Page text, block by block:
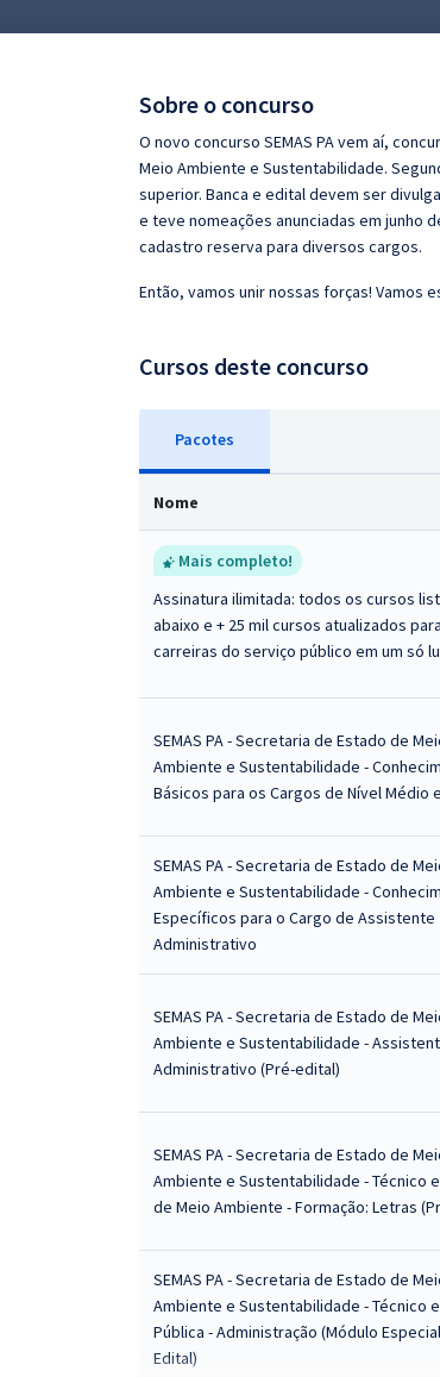
Questões grátis
Conteúdo gratuito
Sobre o concurso
O novo concurso SEMAS PA vem aí,
Meio Ambiente e Sustentabilidade.
superior. Banca e edital devem ser
e teve nomeações anunciadas em junho
cadastro reserva para diversos cargos.
Então, vamos unir nossas forças! Vamos
Cursos deste concurso
Pacotes
Nome
Mais completo!
Assinatura ilimitada: todos os cursos
abaixo e + 25 mil cursos atualizados
carreiras do serviço público em um só
SEMAS PA - Secretaria de Estado de
Ambiente e Sustentabilidade -
Básicos para os Cargos de Nível Médio
SEMAS PA - Secretaria de Estado de
Ambiente e Sustentabilidade -
Específicos para o Cargo de Assistente
Administrativo
SEMAS PA - Secretaria de Estado de
Ambiente e Sustentabilidade -
Administrativo (Pré-edital)
SEMAS PA - Secretaria de Estado de
Ambiente e Sustentabilidade - Técnico
de Meio Ambiente - Formação: Letras
SEMAS PA - Secretaria de Estado de
Ambiente e Sustentabilidade - Técnico
Pública - Administração (Módulo
Edital)